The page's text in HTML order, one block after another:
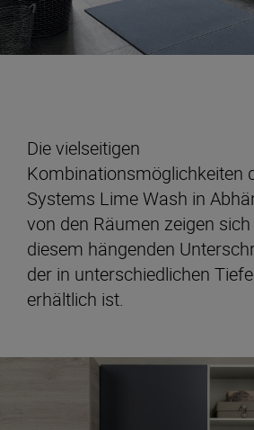
Die vielseitigen
Kombinationsmöglichkeiten
Systems Lime Wash in
von den Räumen zeigen sich
diesem hängenden
der in unterschiedlichen
erhältlich ist.